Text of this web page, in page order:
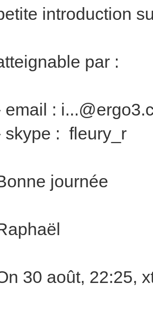
introduction
par :
email :
skype : fleury_r
journée
30 août, 22:25,